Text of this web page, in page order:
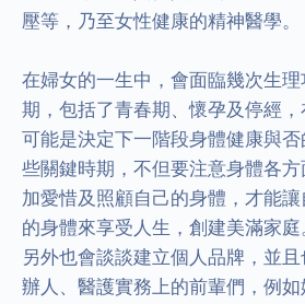
壓等，乃至女性健康的精神醫學。
在婦女的一生中，會面臨幾次生
期，包括了青春期、懷孕及停經，
可能是決定下一階段身體健康與
些關鍵時期，不但要注意身體各
加愛惜及照顧自己的身體，才能
的身體來享受人生，創建美滿家庭
另外也會談談建立個人品牌，並
辦人、醫護實務上的前輩們，例